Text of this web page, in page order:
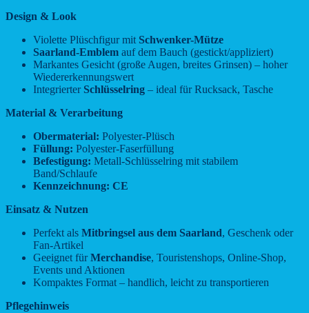
Design & Look
Violette Plüschfigur mit Schwenker-Mütze
Saarland-Emblem auf dem Bauch (gestickt/appliziert)
Markantes Gesicht (große Augen, breites Grinsen) – hoher
Wiedererkennungswert
Integrierter Schlüsselring – ideal für Rucksack, Tasche
Material & Verarbeitung
Obermaterial: Polyester-Plüsch
Füllung: Polyester-Faserfüllung
Befestigung: Metall-Schlüsselring mit stabilem
Band/Schlaufe
Kennzeichnung: CE
Einsatz & Nutzen
Perfekt als Mitbringsel aus dem Saarland, Geschenk oder
Fan-Artikel
Geeignet fürMerchandise, Touristenshops, Online-Shop,
Events und Aktionen
Kompaktes Format – handlich, leicht zu transportieren
Pflegehinweis